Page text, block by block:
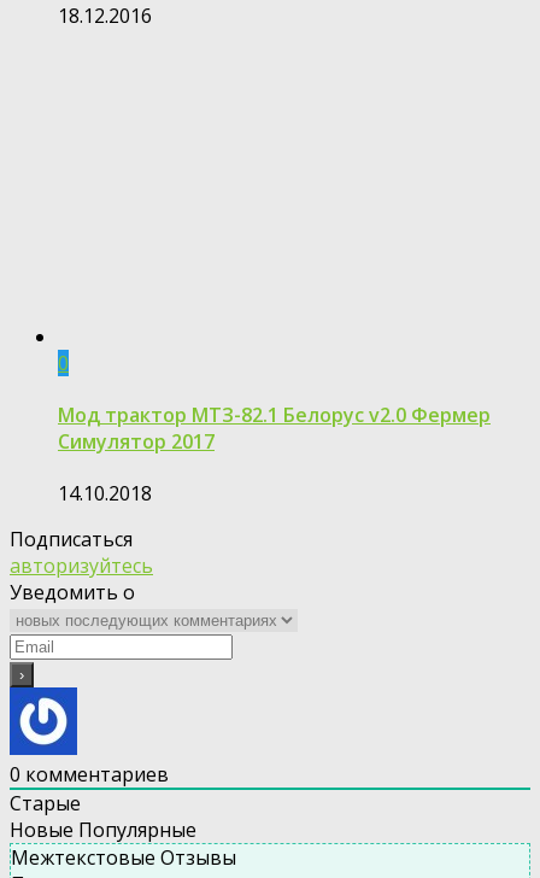
18.12.2016
0
Мод трактор МТЗ-82.1 Белорус v2.0 Фермер
Симулятор 2017
14.10.2018
Подписаться
авторизуйтесь
Уведомить о
0 комментариев
Старые
Новые Популярные
Межтекстовые Отзывы